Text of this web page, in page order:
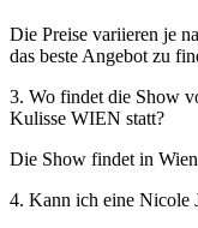
Die Preise variieren je
das beste Angebot zu
3. Wo findet die Show
Kulisse WIEN statt?
Die Show findet in Wien
4. Kann ich eine Nicole